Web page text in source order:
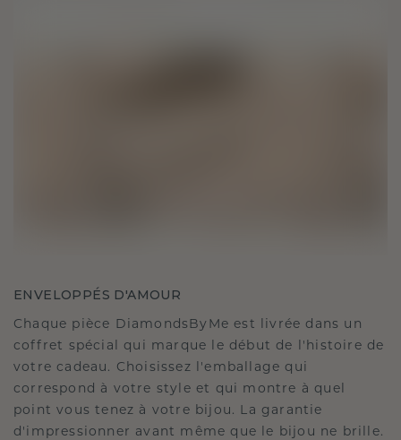
ENVELOPPÉS D'AMOUR
Chaque pièce DiamondsByMe est livrée dans un
coffret spécial qui marque le début de l'histoire de
votre cadeau. Choisissez l'emballage qui
correspond à votre style et qui montre à quel
point vous tenez à votre bijou. La garantie
d'impressionner avant même que le bijou ne brille.